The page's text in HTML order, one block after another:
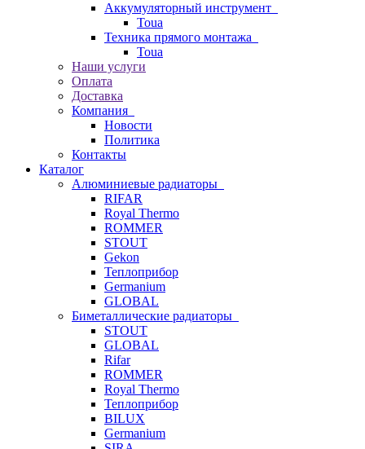
Аккумуляторный инструмент
Toua
Техника прямого монтажа
Toua
Наши услуги
Оплата
Доставка
Компания
Новости
Политика
Контакты
Каталог
Алюминиевые радиаторы
RIFAR
Royal Thermo
ROMMER
STOUT
Gekon
Теплоприбор
Germanium
GLOBAL
Биметаллические радиаторы
STOUT
GLOBAL
Rifar
ROMMER
Royal Thermo
Теплоприбор
BILUX
Germanium